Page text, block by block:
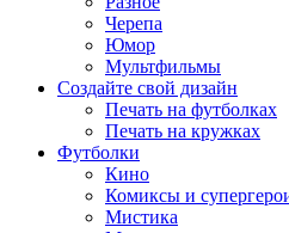
Черепа
Юмор
Мультфильмы
Создайте свой дизайн
Печать на футболках
Печать на кружках
Футболки
Кино
Комиксы и
Мистика